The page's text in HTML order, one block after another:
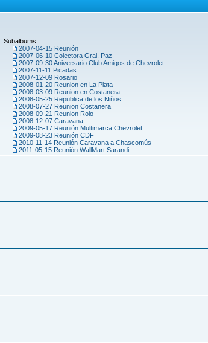
Subalbums:
2007-04-15 Reunión
2007-06-10 Colectora Gral. Paz
2007-09-30 Aniversario Club Amigos de Chevrolet
2007-11-11 Picadas
2007-12-09 Rosario
2008-01-20 Reunion en La Plata
2008-03-09 Reunion en Costanera
2008-05-25 Republica de los Niños
2008-07-27 Reunion Costanera
2008-09-21 Reunion Rolo
2008-12-07 Caravana
2009-05-17 Reunión Multimarca Chevrolet
2009-08-23 Reunión CDF
2010-11-14 Reunión Caravana a Chascomús
2011-05-15 Reunión WallMart Sarandi